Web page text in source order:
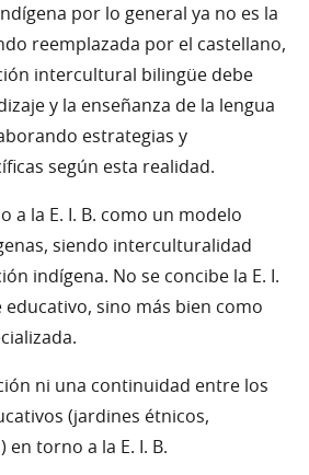
por lo general ya no es la
reemplazada por el castellano,
intercultural bilingüe debe
y la enseñanza de la lengua
estrategias y
según esta realidad.
a la E. I. B. como un modelo
siendo interculturalidad
indígena. No se concibe la E. I.
educativo, sino más bien como
ni una continuidad entre los
(jardines étnicos,
en torno a la E. I. B.